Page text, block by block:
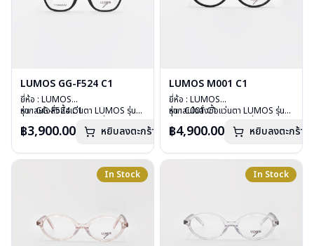
LUMOS GG-F524 C1
ยี่ห้อ : LUMOS
รุ่น : GG-F524 C1
เลนส์ : Demo Lens
น้ำหนัก : 29 กรัม
อุปกรณ์ : กล่องแว่น , ผ้าเช็ดแว่น
หากสนใจสั่งชื้อแว่นตา LUMOS รุ่น
กรุณาติดต่อเราคลิก
฿3,900.00 หยิบลงตะกร้า
LUMOS M001 C1
ยี่ห้อ : LUMOS
รุ่น : C001 C1
เลนส์ : Demo Lens
น้ำหนัก : 26 กรัม
อุปกรณ์ : กล่องแว่น , ผ้าเช็ดแว่น
หากสนใจสั่งชื้อแว่นตา LUMOS รุ่น
กรุณาติดต่อเราคลิก
฿4,900.00 หยิบลงตะกร้า
In Stock In Stock